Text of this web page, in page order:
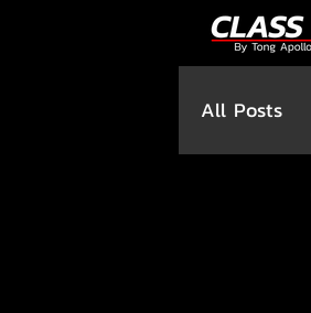
All Posts